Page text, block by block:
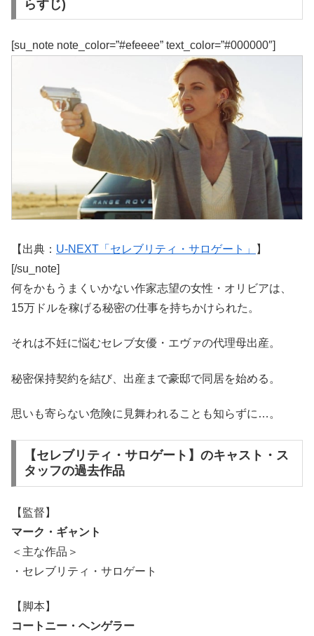
らすじ)
[su_note note_color=”#efeeee” text_color=”#000000″]
【出典： U-NEXT「セレブリティ・サロゲート」
】
[/su_note]
何をかもうまくいかない作家志望の女性・オリビアは、
15万ドルを稼げる秘密の仕事を持ちかけられた。
それは不妊に悩むセレブ女優・エヴァの代理母出産。
秘密保持契約を結び、出産まで豪邸で同居を始める。
思いも寄らない危険に見舞われることも知らずに…。
【セレブリティ・サロゲート】のキャスト・ス
タッフの過去作品
【監督】
マーク・ギャント
＜主な作品＞
・セレブリティ・サロゲート
【脚本】
コートニー・ヘンゲラー